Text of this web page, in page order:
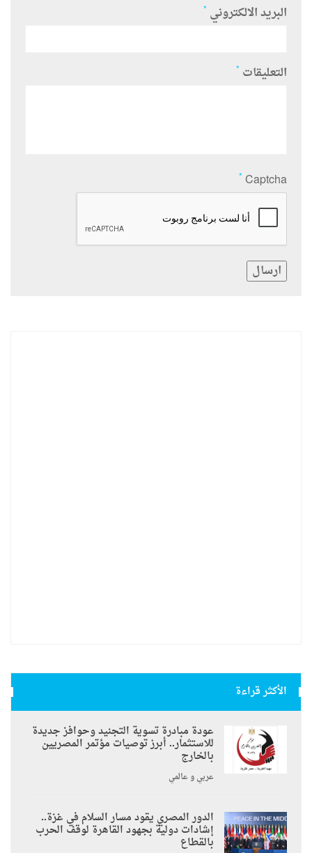
البريد الالكتروني *
التعليقات *
Captcha
*
ارسال
الأكثر قراءة
عودة مبادرة تسوية التجنيد وحوافز جديدة
للاستثمار.. أبرز توصيات مؤتمر المصريين
بالخارج
عربي و عالمي
الدور المصري يقود مسار السلام في غزة..
إشادات دولية بجهود القاهرة لوقف الحرب
بالقطاع